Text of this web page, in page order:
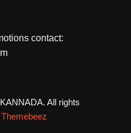
contact:
All rights
Themebeez